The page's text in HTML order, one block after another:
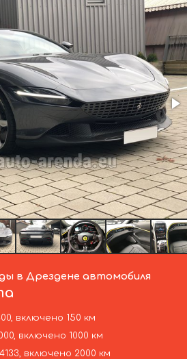
в Дрездене автомобиля
включено 150 км
включено 1000 км
включено 2000 км